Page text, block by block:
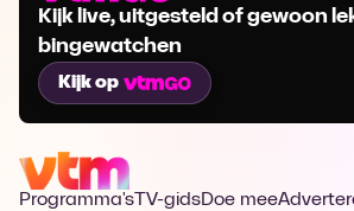
Kijk live, uitgesteld of gewoon
bingewatchen
Kijk op
Programma's TV-gidsDoe mee